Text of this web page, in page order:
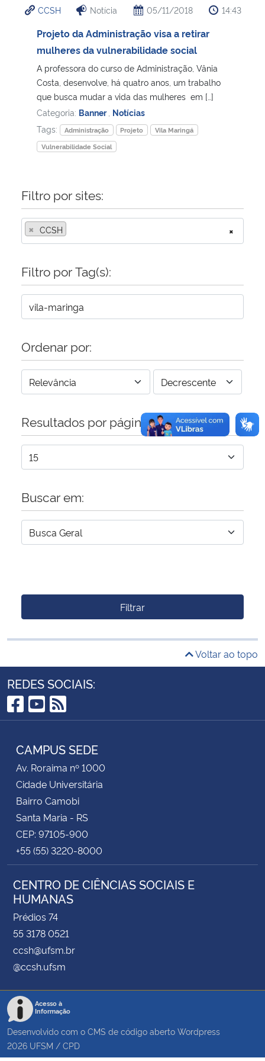
Ministério da Cidadania
Ministério da Saúde
Ministério de Minas e Energia
Ministério da Ciência, Tecnologia, Inovações e Comunicações
Ministério do Meio Ambiente
Ministério do Desenvolvimento Regional
Controladoria-Geral da União
Secretaria-Geral
Gabinete de Segurança Institucional
Advocacia-Geral da União
Banco Central do Brasil
Planalto
CCSH Notícia 05/11/2018 14:43
Projeto da Administração visa a retirar
mulheres da vulnerabilidade social
A professora do curso de Administração, Vânia
Costa, desenvolve, há quatro anos, um trabalho
que busca mudar a vida das mulheres em […]
Categoria: Banner Notícias
Tags:
Administração Projeto
Vila Maringá
Vulnerabilidade Social
Filtro por sites:
×
× CCSH
Filtro por Tag(s):
Ordenar por:
Resultados por página:
Buscar em:
Filtrar
Voltar ao topo
REDES SOCIAIS:
Facebook
YouTube
RSS
CAMPUS SEDE
Av. Roraima nº 1000
Cidade Universitária
Bairro Camobi
Santa Maria - RS
CEP: 97105-900
+55 (55) 3220-8000
CENTRO DE CIÊNCIAS SOCIAIS E
HUMANAS
Prédios 74
55 3178 0521
ccsh@ufsm.br
@ccsh.ufsm
Acesso à
Informação
Desenvolvido com o CMS de código aberto Wordpress
2026 UFSM / CPD